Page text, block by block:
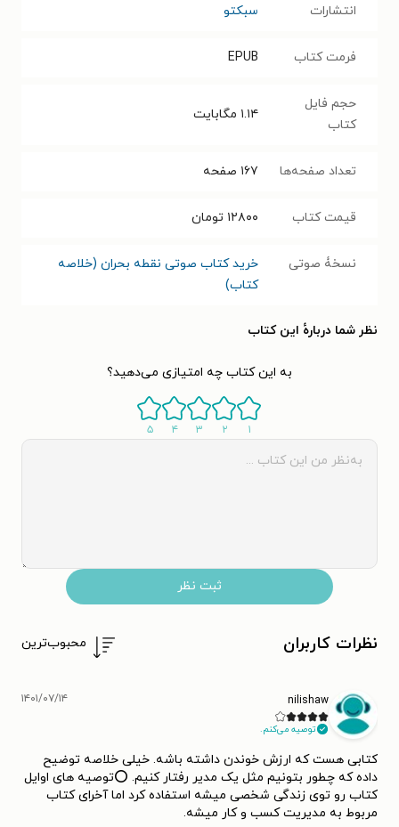
انتشارات سبکتو
فرمت کتاب EPUB
حجم فایل
کتاب
۱.۱۴ مگابایت
تعداد صفحه‌ها ۱۶۷ صفحه
قیمت کتاب ۱۲۸۰۰ تومان
نسخۀ صوتی
خرید کتاب صوتی نقطه بحران (خلاصه
کتاب)
نظر شما دربارهٔ این کتاب
به این کتاب چه امتیازی می‌دهید؟
۱ ۲ ۳ ۴ ۵
ثبت نظر
نظرات کاربران محبوب‌ترین
nilishaw
توصیه می‌کنم.
۱۴۰۱/۰۷/۱۴
کتابی هست که ارزش خوندن داشته باشه. خیلی خلاصه توضیح
داده که چطور بتونیم مثل یک مدیر رفتار کنیم. ⭕توصیه های اوایل
کتاب رو توی زندگی شخصی میشه استفاده کرد اما آخرای کتاب
مربوط به مدیریت کسب و کار میشه.